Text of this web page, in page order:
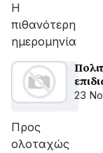
βλάβης
Η
πιθανότερη
ημερομηνία
23
Προς
ολοταχώς